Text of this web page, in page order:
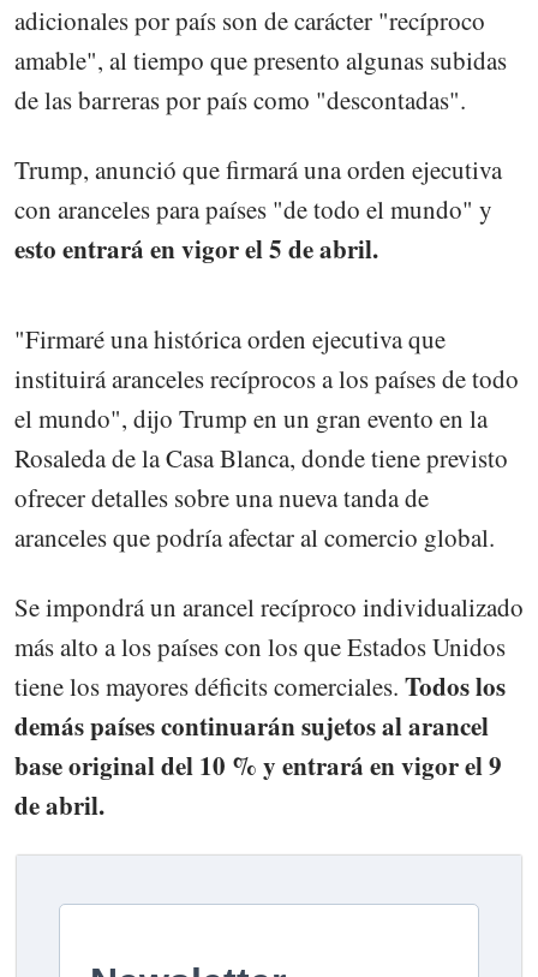
adicionales por país son de carácter "recíproco
amable", al tiempo que presento algunas subidas
de las barreras por país como "descontadas".
Trump, anunció que firmará una orden ejecutiva
con aranceles para países "de todo el mundo" y
esto entrará en vigor el 5 de abril.
"Firmaré una histórica orden ejecutiva que
instituirá aranceles recíprocos a los países de todo
el mundo", dijo Trump en un gran evento en la
Rosaleda de la Casa Blanca, donde tiene previsto
ofrecer detalles sobre una nueva tanda de
aranceles que podría afectar al comercio global.
Se impondrá un arancel recíproco individualizado
más alto a los países con los que Estados Unidos
tiene los mayores déficits comerciales. Todos los
demás países continuarán sujetos al arancel
base original del 10 % y entrará en vigor el 9
de abril.